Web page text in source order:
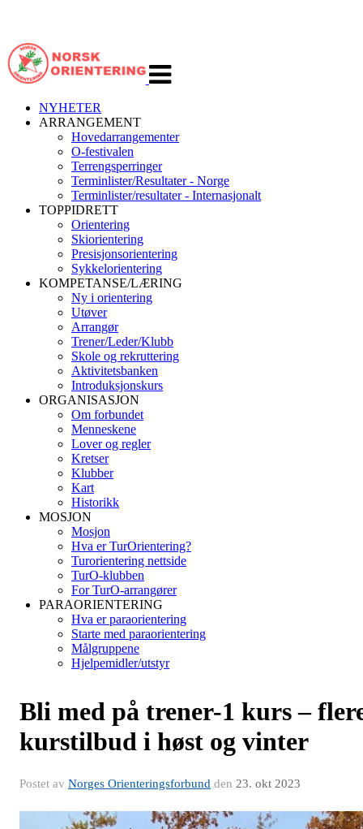
navigasjon
NYHETER
ARRANGEMENT
Hovedarrangementer
O-festivalen
Terrengsperringer
Terminlister/Resultater - Norge
Terminlister/resultater - Internasjonalt
TOPPIDRETT
Orientering
Skiorientering
Presisjonsorientering
Sykkelorientering
KOMPETANSE/LÆRING
Ny i orientering
Utøver
Arrangør
Trener/Leder/Klubb
Skole og rekruttering
Aktivitetsbanken
Introduksjonskurs
ORGANISASJON
Om forbundet
Menneskene
Lover og regler
Kretser
Klubber
Kart
Historikk
MOSJON
Mosjon
Hva er TurOrientering?
Turorientering nettside
TurO-klubben
For TurO-arrangører
PARAORIENTERING
Hva er paraorientering
Starte med paraorientering
Målgruppene
Hjelpemidler/utstyr
Bli med på trener-1 kurs –
kurstilbud i høst og vinter
Postet av Norges Orienteringsforbund den 23. okt 2023